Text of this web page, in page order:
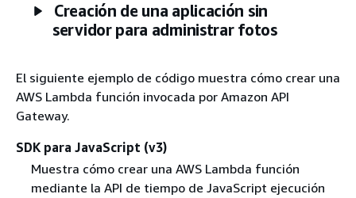
Creación de una aplicación sin
servidor para administrar fotos
El siguiente ejemplo de código muestra cómo crear una
AWS Lambda función invocada por Amazon API
Gateway.
SDK para JavaScript (v3)
Muestra cómo crear una AWS Lambda función
mediante la API de tiempo de JavaScript ejecución